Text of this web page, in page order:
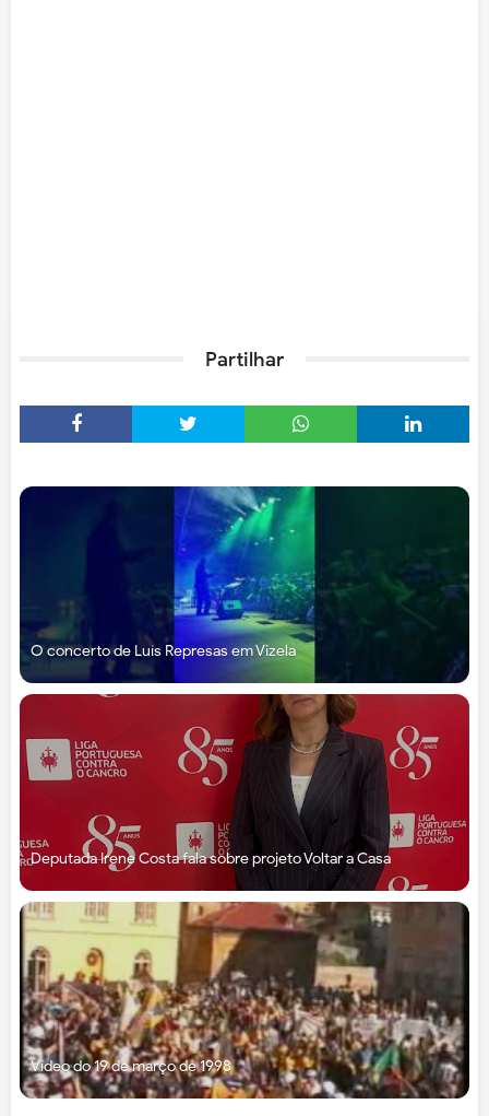
Partilhar
O concerto de Luís Represas em Vizela
Deputada Irene Costa fala sobre projeto Voltar a Casa
Vídeo do 19 de março de 1998